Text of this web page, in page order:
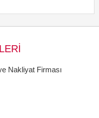
Nakliyat Firması